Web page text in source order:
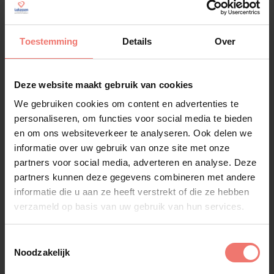
Toestemming Details Over
Deze website maakt gebruik van cookies
We gebruiken cookies om content en advertenties te
personaliseren, om functies voor social media te bieden
en om ons websiteverkeer te analyseren. Ook delen we
informatie over uw gebruik van onze site met onze
partners voor social media, adverteren en analyse. Deze
partners kunnen deze gegevens combineren met andere
informatie die u aan ze heeft verstrekt of die ze hebben
verzameld op basis van uw gebruik van hun services.
Noodzakelijk
bewezen dat zijn formule werkt op zowel een
goedgevulde feesttent als een uitverkocht
de praktijk: je boekt een act die zijn publiek kent en
weet hoe je een tent vol bier en lompigheid in
Wat kost Boer Bennie boeken?
Prijs vanaf: € 1.995,- voor een optreden van 30
minuten.Bennie treedt op als tape-act, inclusief
monitorset (M-set). Bij wensen rondom techniek,
licht, een langere speelduur of een combinatie met
een DJ voor het feest erna, stellen we graag een
offerte op maat op.
Wil je weten of Boer Bennie beschikbaar is op jouw